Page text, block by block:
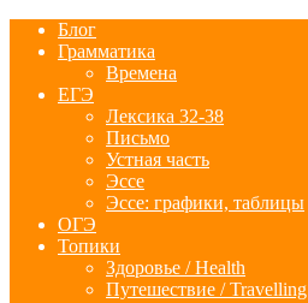
Блог
Грамматика
Времена
ЕГЭ
Лексика 32-38
Письмо
Устная часть
Эссе
Эссе: графики, таблицы
ОГЭ
Топики
Здоровье / Health
Путешествие / Travelling